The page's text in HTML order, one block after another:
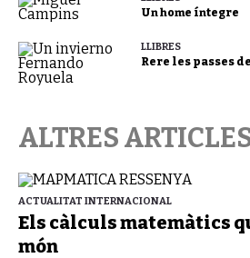
Un home íntegre
LLIBRES
Rere les passes
ALTRES
ACTUALITAT INTERNACIONAL
Els càlculs matemàtics
món